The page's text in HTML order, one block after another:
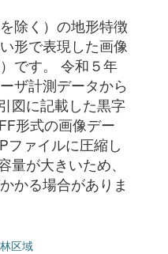
除く）の地形特徴
形で表現した画像
です。 令和５年
ザ計測データから
図に記載した黒字
形式の画像デー
ファイルに圧縮し
量が大きいため、
かる場合がありま
区域